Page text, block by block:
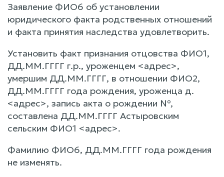
Заявление ФИО6 об установлении
юридического факта родственных отношений
и факта принятия наследства удовлетворить.
Установить факт признания отцовства ФИО1,
ДД.ММ.ГГГГ г.р., уроженцем <адрес>,
умершим ДД.ММ.ГГГГ, в отношении ФИО2,
ДД.ММ.ГГГГ года рождения, уроженца д.
<адрес>, запись акта о рождении №,
составлена ДД.ММ.ГГГГ Астыровским
сельским ФИО1 <адрес>.
Фамилию ФИО6, ДД.ММ.ГГГГ года рождения
не изменять.